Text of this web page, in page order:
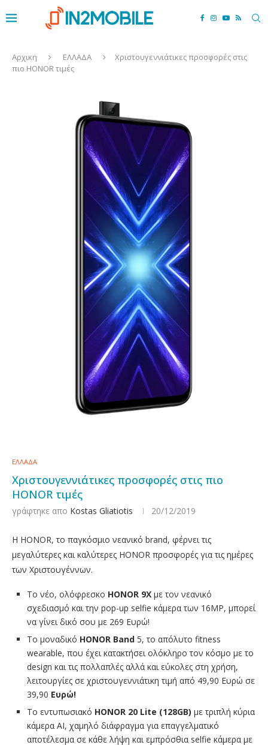
Αρχικη ΕΛΛΑΔΑ
Χριστουγεννιάτικες προσφορές στις
πιο HONOR τιμές
ΕΛΛΑΔΑ
Χριστουγεννιάτικες προσφορές στις πιο
HONOR τιμές
γράφτηκε απο Kostas Gliatiotis 20/12/2019
Η HONOR, το παγκόσμιο νεανικό brand, φέρνει τις
μεγαλύτερες και καλύτερες HONOR προσφορές για τις ημέρες
των Χριστουγέννων.
Το νέο, ολόφρεσκο HONOR 9X με τον νεανικό
σχεδιασμό και την pop-up selfie κάμερα των 16MP, μπορεί
να γίνει δικό σου με 269 Ευρώ!
Το μοναδικό HONOR Band 5, το απόλυτο fitness
wearable, που έχει κατακτήσει ολόκληρο τον κόσμο με το
design και τις πολλαπλές αλλά και εύκολες στη χρήση,
λειτουργίες σε χριστουγεννιάτικη τιμή από 49,90 Ευρώ σε
39,90 Ευρώ!
Το εντυπωσιακό HONOR 20 Lite (128GB) με τριπλή κύρια
κάμερα AI, χαμηλό διάφραγμα για επαγγελματικό
αποτέλεσμα σε κάθε λήψη και εμπρόσθια selfie κάμερα με